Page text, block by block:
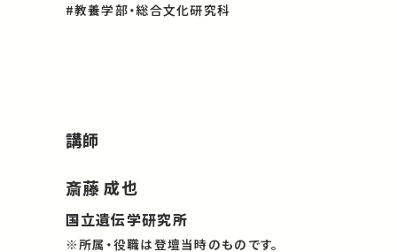
#教養学部・総合文化研究科
講師
斎藤 成也
国立遺伝学研究所
※所属・役職は登壇当時のものです。